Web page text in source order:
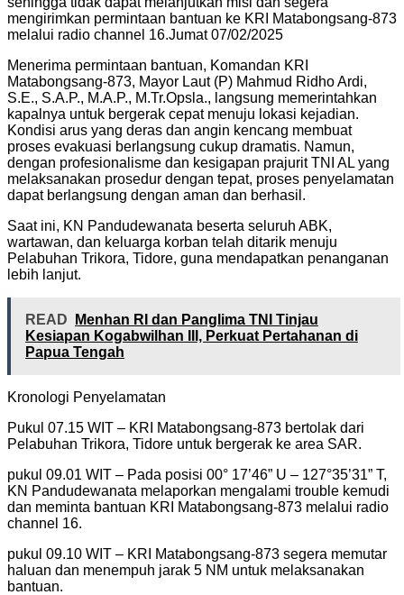
mengirimkan permintaan bantuan ke KRI Matabongsang-873
melalui radio channel 16.Jumat 07/02/2025
Menerima permintaan bantuan, Komandan KRI
Matabongsang-873, Mayor Laut (P) Mahmud Ridho Ardi,
S.E., S.A.P., M.A.P., M.Tr.Opsla., langsung memerintahkan
kapalnya untuk bergerak cepat menuju lokasi kejadian.
Kondisi arus yang deras dan angin kencang membuat
proses evakuasi berlangsung cukup dramatis. Namun,
dengan profesionalisme dan kesigapan prajurit TNI AL yang
melaksanakan prosedur dengan tepat, proses penyelamatan
dapat berlangsung dengan aman dan berhasil.
Saat ini, KN Pandudewanata beserta seluruh ABK,
wartawan, dan keluarga korban telah ditarik menuju
Pelabuhan Trikora, Tidore, guna mendapatkan penanganan
lebih lanjut.
READ
Menhan RI dan Panglima TNI Tinjau
Kesiapan Kogabwilhan III, Perkuat Pertahanan di
Papua Tengah
Kronologi Penyelamatan
Pukul 07.15 WIT – KRI Matabongsang-873 bertolak dari
Pelabuhan Trikora, Tidore untuk bergerak ke area SAR.
pukul 09.01 WIT – Pada posisi 00° 17’46” U – 127°35’31” T,
KN Pandudewanata melaporkan mengalami trouble kemudi
dan meminta bantuan KRI Matabongsang-873 melalui radio
channel 16.
pukul 09.10 WIT – KRI Matabongsang-873 segera memutar
haluan dan menempuh jarak 5 NM untuk melaksanakan
bantuan.